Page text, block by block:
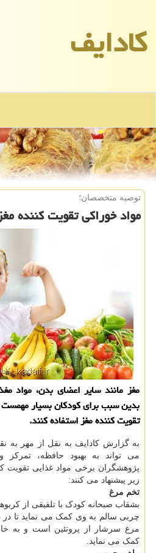
كادایف
توصیه متخصصان؛
مواد خوراكی تقویت كننده
مغز مانند سایر اعضای بدن، مواد
بدین سبب برای کودکان بسیار
تقویت کننده مغز استفاده کنند.
به گزارش کادایف به نقل از مهر به
می تواند به بهبود حافظه،
پژوهشگران برخی مواد غذایی تقویت
زیر پیشنهاد می کنند:
تخم مرغ
بشقاب صبحانه کودک با تلفیقی از
چربی سالم به وی کمک می نماید تا
مرغ سرشار از پروتئین است و به
کمک می نماید.